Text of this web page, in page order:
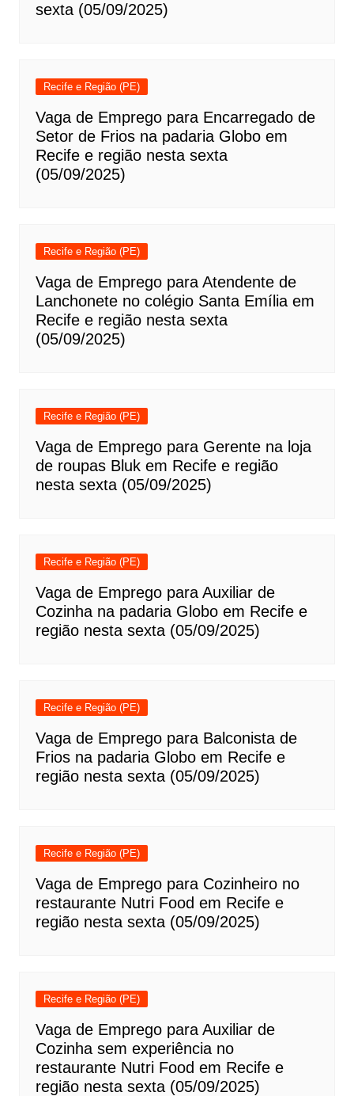
sexta (05/09/2025)
Recife e Região (PE)
Vaga de Emprego para Encarregado de
Setor de Frios na padaria Globo em
Recife e região nesta sexta
(05/09/2025)
Recife e Região (PE)
Vaga de Emprego para Atendente de
Lanchonete no colégio Santa Emília em
Recife e região nesta sexta
(05/09/2025)
Recife e Região (PE)
Vaga de Emprego para Gerente na loja
de roupas Bluk em Recife e região
nesta sexta (05/09/2025)
Recife e Região (PE)
Vaga de Emprego para Auxiliar de
Cozinha na padaria Globo em Recife e
região nesta sexta (05/09/2025)
Recife e Região (PE)
Vaga de Emprego para Balconista de
Frios na padaria Globo em Recife e
região nesta sexta (05/09/2025)
Recife e Região (PE)
Vaga de Emprego para Cozinheiro no
restaurante Nutri Food em Recife e
região nesta sexta (05/09/2025)
Recife e Região (PE)
Vaga de Emprego para Auxiliar de
Cozinha sem experiência no
restaurante Nutri Food em Recife e
região nesta sexta (05/09/2025)